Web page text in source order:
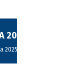
2025
2025